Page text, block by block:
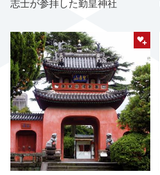
志士が参拝した勤皇神社